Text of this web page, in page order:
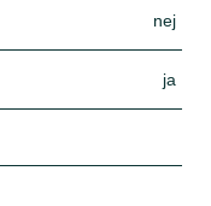
nej
ja